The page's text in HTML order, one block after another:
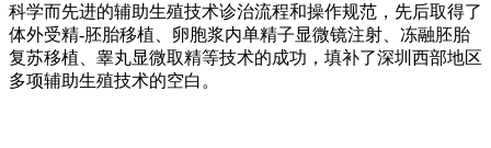
科学而先进的辅助生殖技术诊治流程和操作规范，先后取得了
体外受精-胚胎移植、卵胞浆内单精子显微镜注射、冻融胚胎
复苏移植、睾丸显微取精等技术的成功，填补了深圳西部地区
多项辅助生殖技术的空白。